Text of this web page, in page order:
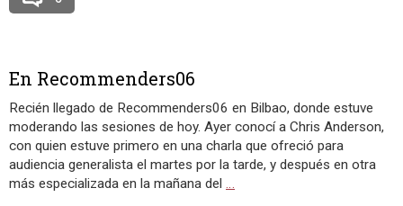
En Recommenders06
Recién llegado de Recommenders06 en Bilbao, donde estuve
moderando las sesiones de hoy. Ayer conocí a Chris Anderson,
con quien estuve primero en una charla que ofreció para
audiencia generalista el martes por la tarde, y después en otra
más especializada en la mañana del …